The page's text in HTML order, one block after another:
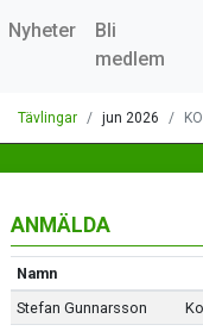
Nyheter
Bli
medlem
Tävlingar jun 2026
ANMÄLDA
Namn
Stefan Gunnarsson